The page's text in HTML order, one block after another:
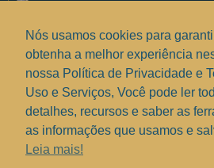
Equipe PontoPM
Políticas de
Nós usamos cookies para
obtenha a melhor experiência
nossa Política de Privacidade e
Uso e Serviços, Você pode ler
detalhes, recursos e saber as
as informações que usamos e
Leia mais!